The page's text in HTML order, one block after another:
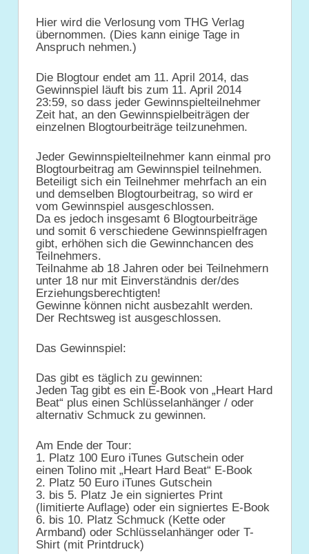
Hier wird die Verlosung vom THG Verlag
übernommen. (Dies kann einige Tage in
Anspruch nehmen.)
Die Blogtour endet am 11. April 2014, das
Gewinnspiel läuft bis zum 11. April 2014
23:59, so dass jeder Gewinnspielteilnehmer
Zeit hat, an den Gewinnspielbeiträgen der
einzelnen Blogtourbeiträge teilzunehmen.
Jeder Gewinnspielteilnehmer kann einmal pro
Blogtourbeitrag am Gewinnspiel teilnehmen.
Beteiligt sich ein Teilnehmer mehrfach an ein
und demselben Blogtourbeitrag, so wird er
vom Gewinnspiel ausgeschlossen.
Da es jedoch insgesamt 6 Blogtourbeiträge
und somit 6 verschiedene Gewinnspielfragen
gibt, erhöhen sich die Gewinnchancen des
Teilnehmers.
Teilnahme ab 18 Jahren oder bei Teilnehmern
unter 18 nur mit Einverständnis der/des
Erziehungsberechtigten!
Gewinne können nicht ausbezahlt werden.
Der Rechtsweg ist ausgeschlossen.
Das Gewinnspiel:
Das gibt es täglich zu gewinnen:
Jeden Tag gibt es ein E-Book von „Heart Hard
Beat“ plus einen Schlüsselanhänger / oder
alternativ Schmuck zu gewinnen.
Am Ende der Tour:
1. Platz 100 Euro iTunes Gutschein oder
einen Tolino mit „Heart Hard Beat“ E-Book
2. Platz 50 Euro iTunes Gutschein
3. bis 5. Platz Je ein signiertes Print
(limitierte Auflage) oder ein signiertes E-Book
6. bis 10. Platz Schmuck (Kette oder
Armband) oder Schlüsselanhänger oder T-
Shirt (mit Printdruck)